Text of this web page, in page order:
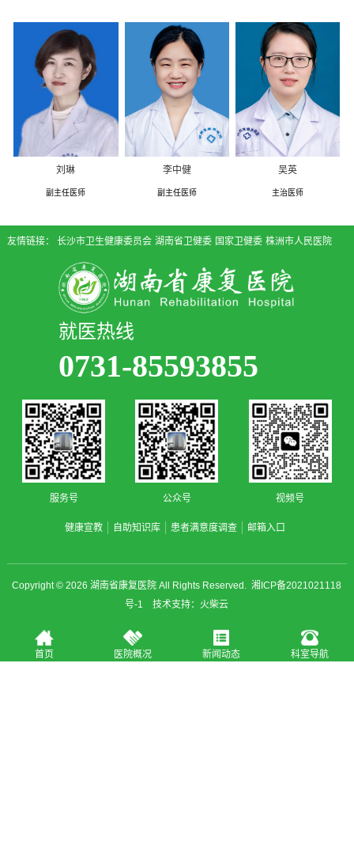
刘琳
副主任医师
李中健
副主任医师
吴英
主治医师
友情链接： 长沙市卫生健康委员会 湖南省卫健委 国家卫健委 株洲市人民医院
就医热线
0731-85593855
服务号 公众号 视频号
健康宣教 自助知识库 患者满意度调查 邮箱入口
Copyright © 2026湖南省康复医院 All Rights Reserved.湘ICP备2021021118
号-1
技术支持： 火柴云
首页 医院概况 新闻动态 科室导航